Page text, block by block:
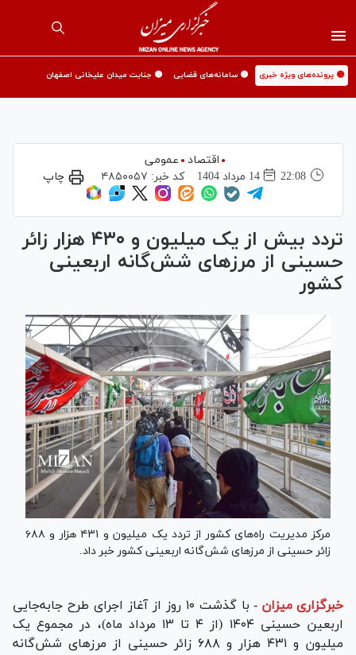
🟡 پرونده‌های ویژه خبری 🟡 سامانه‌های قضایی 🟡 جنایت میدان علیخانی اصفهان
اقتصاد
عمومی
22:08
14 مرداد 1404 کد خبر: ۴۸۵۰۰۵۷ چاپ
تردد بیش از یک میلیون و ۴۳۰ هزار زائر
حسینی از مرز‌های شش‌گانه اربعینی
کشور
مرکز مدیریت راه‌های کشور از تردد یک میلیون و ۴۳۱ هزار و ۶۸۸
زائر حسینی از مرزهای شش‌گانه اربعینی کشور خبر داد.
خبرگزاری میزان -
با گذشت ۱۰ روز از آغاز اجرای طرح جابه‌جایی
اربعین حسینی ۱۴۰۴ (از ۴ تا ۱۳ مرداد ماه)، در مجموع یک
میلیون و ۴۳۱ هزار و ۶۸۸ زائر حسینی از مرزهای شش‌گانه